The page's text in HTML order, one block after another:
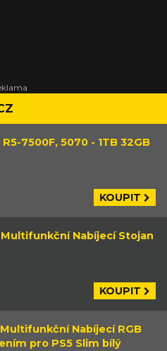
7500F, 5070 - 1TB 32GB
KOUPIT
Multifunkční Nabíjecí Stojan
KOUPIT
Nabíjecí RGB
pro PS5 Slim bílý